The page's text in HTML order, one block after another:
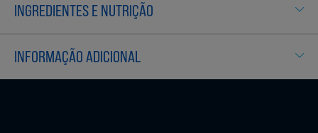
INGREDIENTES E NUTRIÇÃO
INFORMAÇÃO ADICIONAL